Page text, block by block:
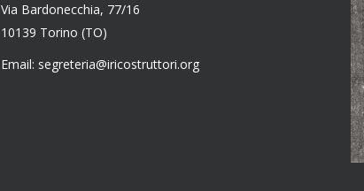
Via Bardonecchia, 77/16
10139 Torino (TO)
Email: segreteria@iricostruttori.org